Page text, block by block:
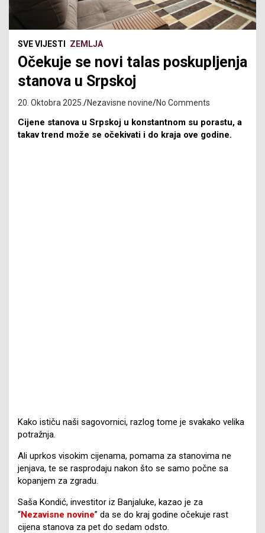
SVE VIJESTI ZEMLJA
Očekuje se novi talas poskupljenja
stanova u Srpskoj
20. Oktobra 2025. Nezavisne novine No Comments
Cijene stanova u Srpskoj u konstantnom su porastu, a
takav trend može se očekivati i do kraja ove godine.
Kako ističu naši sagovornici, razlog tome je svakako velika
potražnja.
Ali uprkos visokim cijenama, pomama za stanovima ne
jenjava, te se rasprodaju nakon što se samo počne sa
kopanjem za zgradu.
Saša Kondić, investitor iz Banjaluke, kazao je za
“Nezavisne novine” da se do kraj godine očekuje rast
cijena stanova za pet do sedam odsto.